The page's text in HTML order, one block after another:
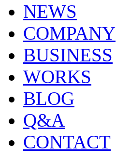
NEWS
COMPANY
BUSINESS
WORKS
BLOG
Q&A
CONTACT